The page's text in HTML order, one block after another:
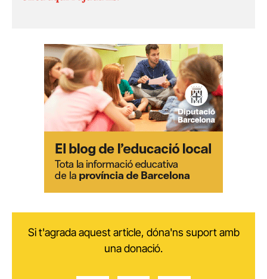
Si t'agrada aquest article, dóna'ns suport amb
una donació.